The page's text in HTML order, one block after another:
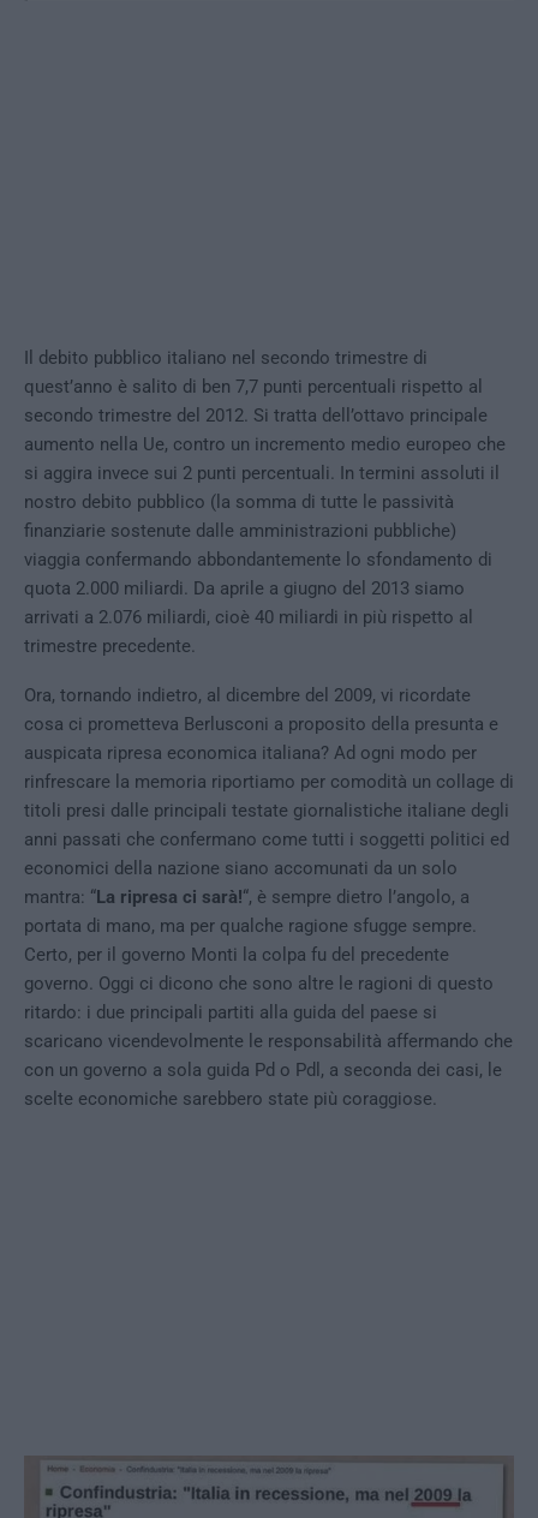
Il debito pubblico italiano nel secondo trimestre di
quest’anno è salito di ben 7,7 punti percentuali rispetto al
secondo trimestre del 2012. Si tratta dell’ottavo principale
aumento nella Ue, contro un incremento medio europeo che
si aggira invece sui 2 punti percentuali. In termini assoluti il
nostro debito pubblico (la somma di tutte le passività
finanziarie sostenute dalle amministrazioni pubbliche)
viaggia confermando abbondantemente lo sfondamento di
quota 2.000 miliardi. Da aprile a giugno del 2013 siamo
arrivati a 2.076 miliardi, cioè 40 miliardi in più rispetto al
trimestre precedente.
Ora, tornando indietro, al dicembre del 2009, vi ricordate
cosa ci prometteva Berlusconi a proposito della presunta e
auspicata ripresa economica italiana? Ad ogni modo per
rinfrescare la memoria riportiamo per comodità un collage di
titoli presi dalle principali testate giornalistiche italiane degli
anni passati che confermano come tutti i soggetti politici ed
economici della nazione siano accomunati da un solo
mantra: “La ripresa ci sarà!“, è sempre dietro l’angolo, a
portata di mano, ma per qualche ragione sfugge sempre.
Certo, per il governo Monti la colpa fu del precedente
governo. Oggi ci dicono che sono altre le ragioni di questo
ritardo: i due principali partiti alla guida del paese si
scaricano vicendevolmente le responsabilità affermando che
con un governo a sola guida Pd o Pdl, a seconda dei casi, le
scelte economiche sarebbero state più coraggiose.